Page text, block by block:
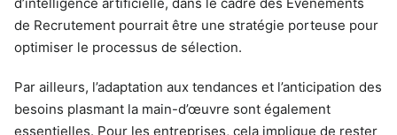
de Recrutement pourrait être une stratégie porteuse pour
optimiser le processus de sélection.
Par ailleurs, l’adaptation aux tendances et l’anticipation des
besoins plasmant la main-d’œuvre sont également
essentielles. Pour les entreprises, cela implique de rester